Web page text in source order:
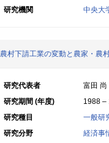
研究機関
中央大
農村下請工業の変動と農家・農
研究代表者
富田 尚
研究期間 (年度)
1988 –
研究種目
一般研
研究分野
経済事